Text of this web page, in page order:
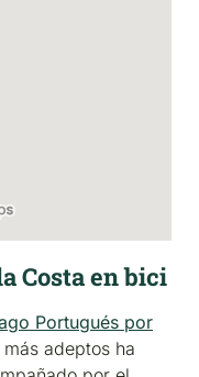
Costa en bici
Portugués por
adeptos ha